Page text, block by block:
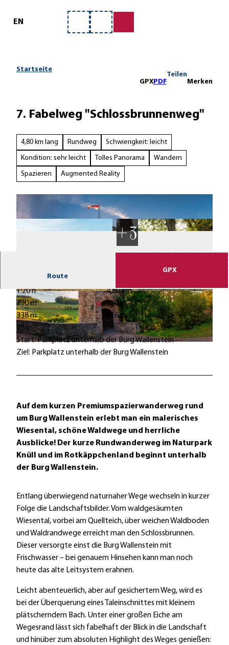
EN
Merkzettel
Suche
Startseite
GPXPDF
Teilen
Merken
7. Fabelweg "Schlossbrunnenweg"
4,80 km lang Rundweg Schwierigkeit: leicht
Kondition: sehr leicht Tolles Panorama Wandern
Spazieren Augmented Reality
© Rotkäppchenland, Patrick Pfaff |CC-BY © Rotkäppchenland, Patrick Pfaff | CC-BY
Route
GPX
1:20 h
4,80 km
130 m
130 m
338 m
416 m
78 m
Start: Parkplatz unterhalb der Burg Wallenstein
Ziel: Parkplatz unterhalb der Burg Wallenstein
Auf dem kurzen Premiumspazierwanderweg rund
um Burg Wallenstein erlebt man ein malerisches
Wiesental, schöne Waldwege und herrliche
Ausblicke! Der kurze Rundwanderweg im Naturpark
Knüll und im Rotkäppchenland beginnt unterhalb
der Burg Wallenstein.
Entlang überwiegend naturnaher Wege wechseln in kurzer
Folge die Landschaftsbilder. Vom waldgesäumten
Wiesental, vorbei am Quellteich, über weichen Waldboden
und Waldrandwege erreicht man den Schlossbrunnen.
Dieser versorgte einst die Burg Wallenstein mit
Frischwasser – bei genauem Hinsehen kann man noch
heute das alte Leitsystem erahnen.
Leicht abenteuerlich, aber auf gesichertem Weg, wird es
bei der Überquerung eines Taleinschnittes mit kleinem
plätscherndem Bach. Unter einer großen Eiche am
Wegesrand lässt sich fabelhaft der Blick in die Landschaft
und hinüber zum absoluten Highlight des Weges genießen: